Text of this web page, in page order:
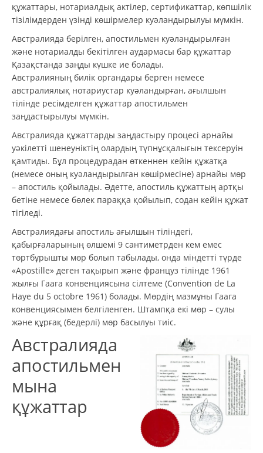
құжаттары, нотариалдық актілер, сертификаттар, көпшілік
тізілімдерден үзінді көшірмелер куәландырылуы мүмкін.
Австралияда берілген, апостильмен куәландырылған
және нотариалды бекітілген аудармасы бар құжаттар
Қазақстанда заңды күшке ие болады.
Австралияның билік органдары берген немесе
австралиялық нотариустар куәландырған, ағылшын
тілінде ресімделген құжаттар апостильмен
заңдастырылуы мүмкін.
Австралияда құжаттарды заңдастыру процесі арнайы
уәкілетті шенеуніктің олардың түпнұсқалығын тексеруін
қамтиды. Бұл процедурадан өткеннен кейін құжатқа
(немесе оның куәландырылған көшірмесіне) арнайы мөр
– апостиль қойылады. Әдетте, апостиль құжаттың артқы
бетіне немесе бөлек параққа қойылып, содан кейін құжат
тігіледі.
Австралиядағы апостиль ағылшын тіліндегі,
қабырғаларының өлшемі 9 сантиметрден кем емес
төртбұрышты мөр болып табылады, онда міндетті түрде
«Apostille» деген тақырып және француз тілінде 1961
жылғы Гаага конвенциясына сілтеме (Convention de La
Haye du 5 octobre 1961) болады. Мөрдің мазмұны Гаага
конвенциясымен белгіленген. Штампқа екі мөр – сулы
және құрғақ (бедерлі) мөр басылуы тиіс.
Австралияда
апостильмен
мына
құжаттар